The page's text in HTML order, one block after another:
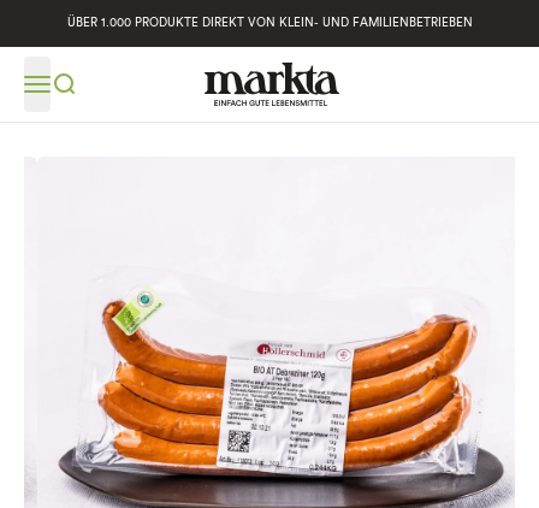
ÜBER 1.000 PRODUKTE DIREKT VON KLEIN- UND FAMILIENBETRIEBEN